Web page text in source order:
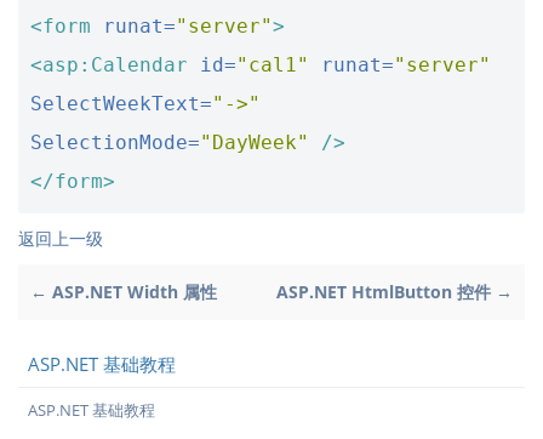
<form runat="server">
<asp:Calendar
id="cal1" runat="server"
SelectWeekText="->"
SelectionMode="DayWeek"
/>
</form>
返回上一级
← ASP.NET Width 属性 ASP.NET HtmlButton 控件 →
ASP.NET 基础教程
ASP.NET 基础教程